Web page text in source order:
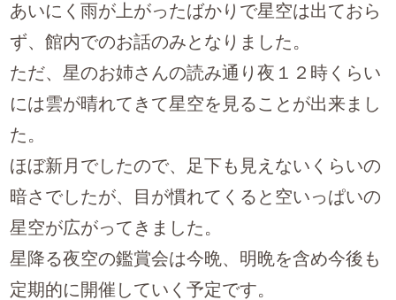
あいにく雨が上がったばかりで星空は出ておら
ず、館内でのお話のみとなりました。
ただ、星のお姉さんの読み通り夜１２時くらい
には雲が晴れてきて星空を見ることが出来まし
た。
ほぼ新月でしたので、足下も見えないくらいの
暗さでしたが、目が慣れてくると空いっぱいの
星空が広がってきました。
星降る夜空の鑑賞会は今晩、明晩を含め今後も
定期的に開催していく予定です。